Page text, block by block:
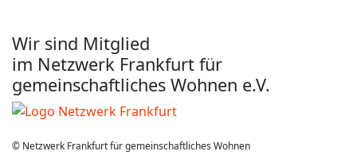
Wir sind Mitglied
im Netzwerk Frankfurt für
gemeinschaftliches Wohnen e.V.
© Netzwerk Frankfurt für gemeinschaftliches Wohnen